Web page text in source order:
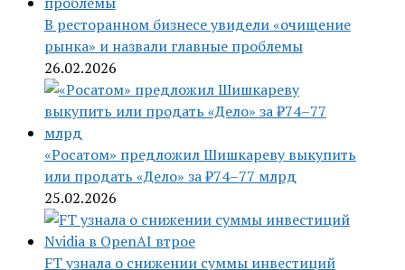
В ресторанном бизнесе увидели «очищение
рынка» и назвали главные проблемы
26.02.2026
«Росатом» предложил Шишкареву выкупить
или продать «Дело» за ₽74–77 млрд
25.02.2026
FT узнала о снижении суммы инвестиций